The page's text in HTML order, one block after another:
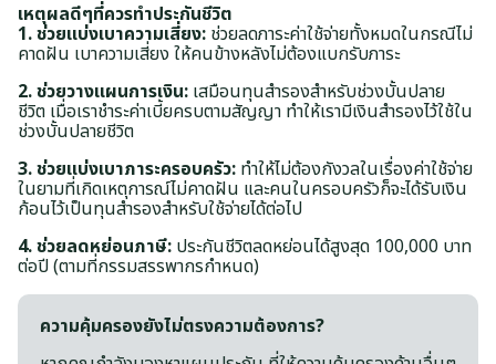
เหตุผลดีๆที่ควรทำประกันชีวิต
1. ช่วยแบ่งเบาความเสี่ยง: ช่วยลดภาระค่าใช้จ่ายทั้งหมดในกรณีไม่
คาดฝัน เบาความเสี่ยง ให้คนข้างหลังไม่ต้องแบกรับภาระ
2. ช่วยวางแผนการเงิน: เสมือนทุนสำรองสำหรับช่วงบั้นปลาย
ชีวิต เมื่อเราชำระค่าเบี้ยครบตามสัญญา ทำให้เรามีเงินสำรองไว้ใช้ใน
ช่วงบั้นปลายชีวิต
3. ช่วยแบ่งเบาภาระครอบครัว: ทำให้ไม่ต้องกังวลในเรื่องค่าใช้จ่าย
ในยามที่เกิดเหตุการณ์ไม่คาดฝัน และคนในครอบครัวก็จะได้รับเงิน
ก้อนไว้เป็นทุนสำรองสำหรับใช้จ่ายได้ต่อไป
4. ช่วยลดหย่อนภาษี: ประกันชีวิตลดหย่อนได้สูงสุด 100,000 บาท
ต่อปี (ตามที่กรรมสรรพากรกำหนด)
ความคุ้มครองยังไม่ตรงความต้องการ?